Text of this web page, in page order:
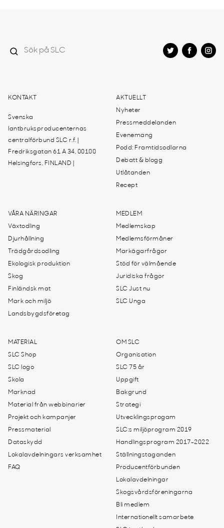
KONTAKT
Svenska
lantbruksproducenternas
centralförbund SLC r.f. |
Fredriksgatan 61 A 34, 00100
Helsingfors, FINLAND |
AKTUELLT
Nyheter
Pressmeddelanden
Evenemang
Podd: Framtidsodlarna
Debatt & blogg
Utlåtanden
Recept
VÅRA NÄRINGAR
Växtodling
Djurhållning
Trädgårdsodling
Ekologisk produktion
Skog
Finländsk mat
Mark och miljö
Landsbygdsföretag
MEDLEM
Medlemskap
Medlemsförmåner
Markägarfrågor
Stöd för välmående
Juridiska frågor
SLC Just nu
SLC Unga
MATERIAL
SLC Shop
SLC logo
Skola
Marknad
Material från webbinarier
Projekt och kampanjer
Pressmaterial
Dataskydd
Lokalavdelningars verksamhet
FAQ
OM SLC
Organisation
SLC 75 år
Uppgift
Bakgrund
Strategi
Utvecklingsprogam
SLC:s miljöprogram 2019
Handlingsprogram 2017-2022
Ställningstaganden
Producentförbunden
Lokalavdelningar
Skogsvårdsföreningarna
Bli medlem
Internationellt samarbete